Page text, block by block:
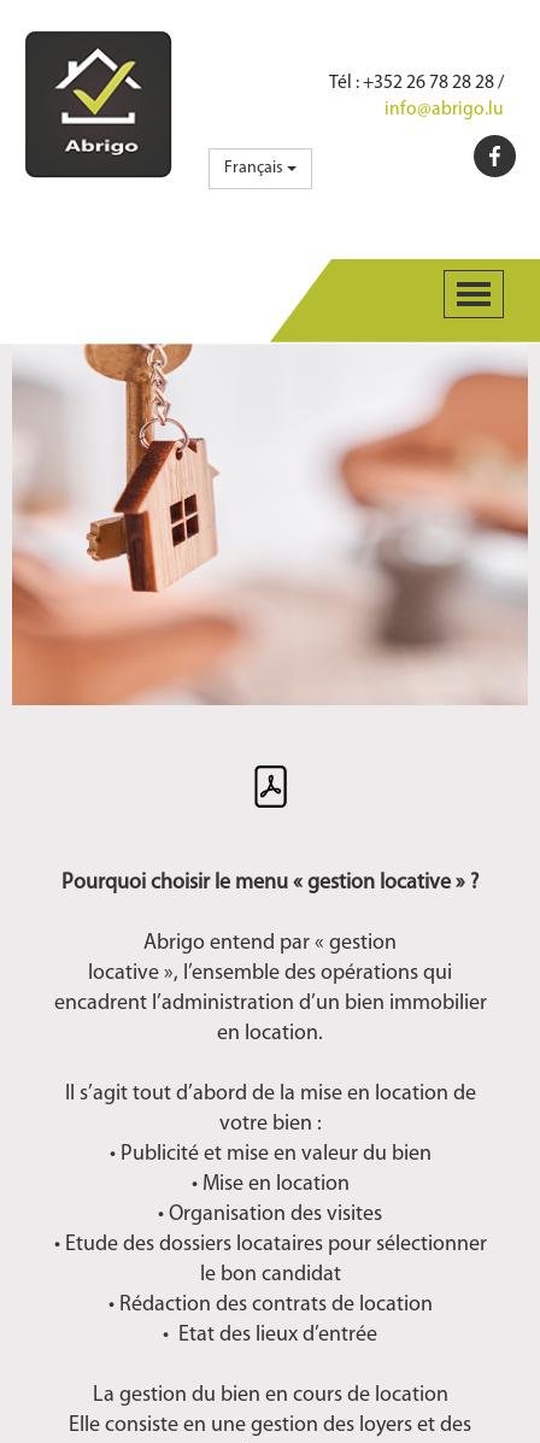
Tél : +352 26 78 28 28 /
info@abrigo.lu
Français
Pourquoi choisir le menu « gestion locative » ?
Abrigo entend par « gestion
locative », l’ensemble des opérations qui
encadrent l’administration d’un bien immobilier
en location.
Il s’agit tout d’abord de la mise en location de
votre bien :
• Publicité et mise en valeur du bien
• Mise en location
• Organisation des visites
• Etude des dossiers locataires pour sélectionner
le bon candidat
• Rédaction des contrats de location
• Etat des lieux d’entrée
La gestion du bien en cours de location
Elle consiste en une gestion des loyers et des